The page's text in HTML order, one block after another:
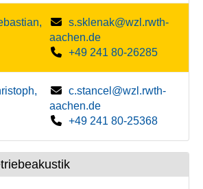
s.sklenak@wzl.rwth-
aachen.de
+49 241 80-26285
c.stancel@wzl.rwth-
aachen.de
+49 241 80-25368